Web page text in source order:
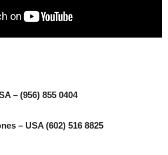
– (956) 855 0404
– USA (602) 516 8825